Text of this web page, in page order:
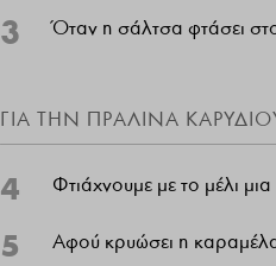
3 Όταν η σάλτσα φτάσει
ΓΙΑ ΤΗΝ ΠΡΑΛΙΝΑ
4 Φτιάχνουμε με το μέλι
5 Αφού κρυώσει η